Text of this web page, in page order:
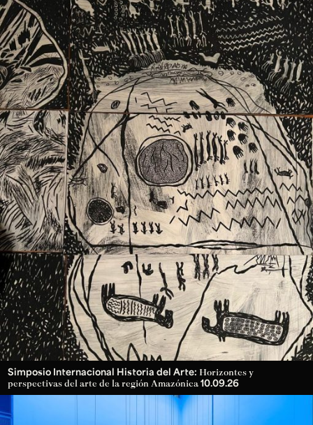
Configuración de cookies
Universidad de los Andes | Vigilada Mineducación.
Reconocimiento como universidad: Decreto 1297 del 30
de mayo de 1964. Reconocimiento de personería jurídica:
Resolución 28 del 23 de febrero de 1949, Minjusticia.
Acreditación institucional de alta calidad, 10 años:
Resolución 000194 del 16 de enero del 2025.
Ext. 2626
Posgrados
Ext. 4925
Educación
Continua
Ext. 4795
Simposio Internacional Historia del Arte: Horizontes y
perspectivas del arte de la región Amazónica 10.09.26